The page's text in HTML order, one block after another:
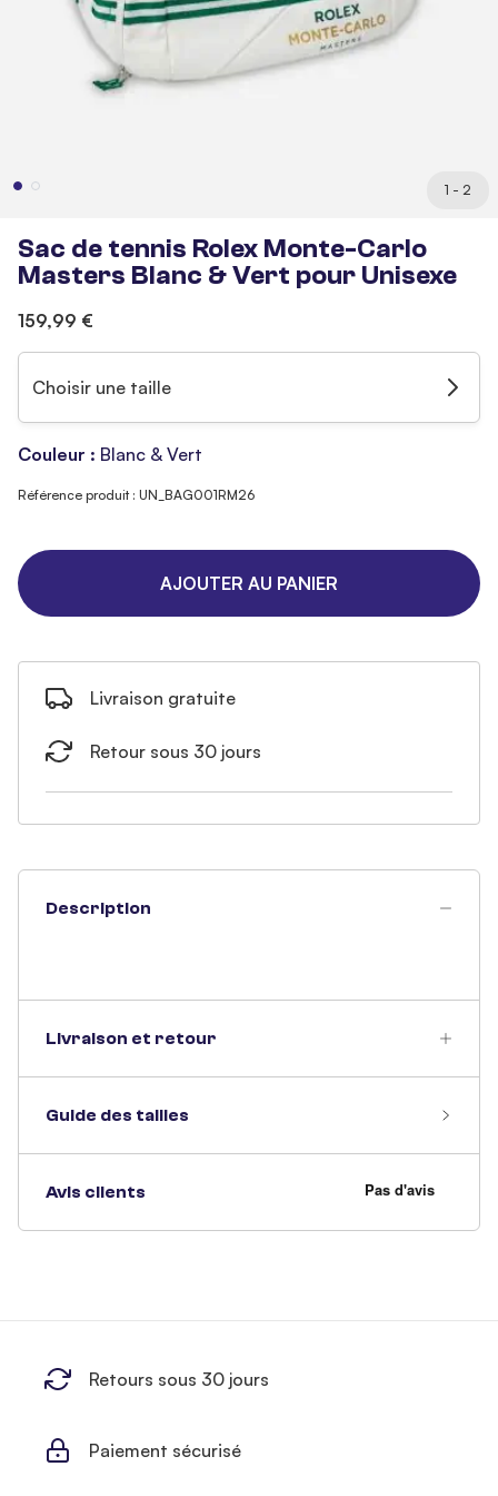
1 - 2
Sac de tennis Rolex Monte-Carlo
Masters Blanc & Vert pour Unisexe
159,99 €
Choisir une taille
Couleur : Blanc & Vert
Référence produit : UN_BAG001RM26
AJOUTER AU PANIER
Livraison gratuite
Retour sous 30 jours
Description
Livraison et retour
Guide des tailles
Avis clients
Retours sous 30 jours
Paiement sécurisé